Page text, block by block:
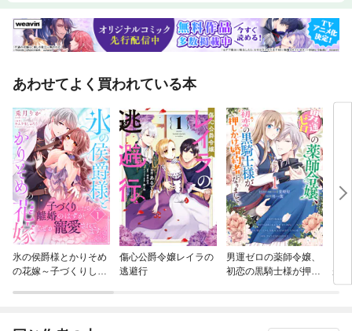
あわせてよく買われている本
氷の侯爵様とかりそめ
の花嫁～子づくりした
傷心公爵令嬢レイラの
逃避行
男運ゼロの薬師令嬢、
初恋の黒騎士様が押し
が